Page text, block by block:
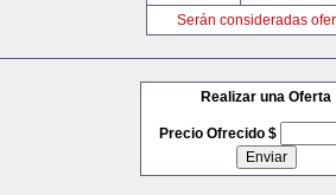
Serán consideradas
Realizar una Oferta
Precio Ofrecido $